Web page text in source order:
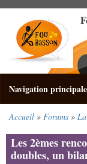
contenu
principal
Navigation principale
d'Ariane
Accueil Forums
Les 2èmes
doubles, un